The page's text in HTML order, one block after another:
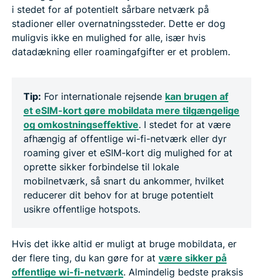
i stedet for af potentielt sårbare netværk på
stadioner eller overnatningssteder. Dette er dog
muligvis ikke en mulighed for alle, især hvis
datadækning eller roamingafgifter er et problem.
Tip: For internationale rejsende kan brugen af
et eSIM-kort gøre mobildata mere tilgængelige
og omkostningseffektive. I stedet for at være
afhængig af offentlige wi-fi-netværk eller dyr
roaming giver et eSIM-kort dig mulighed for at
oprette sikker forbindelse til lokale
mobilnetværk, så snart du ankommer, hvilket
reducerer dit behov for at bruge potentielt
usikre offentlige hotspots.
Hvis det ikke altid er muligt at bruge mobildata, er
der flere ting, du kan gøre for at være sikker på
offentlige wi-fi-netværk. Almindelig bedste praksis